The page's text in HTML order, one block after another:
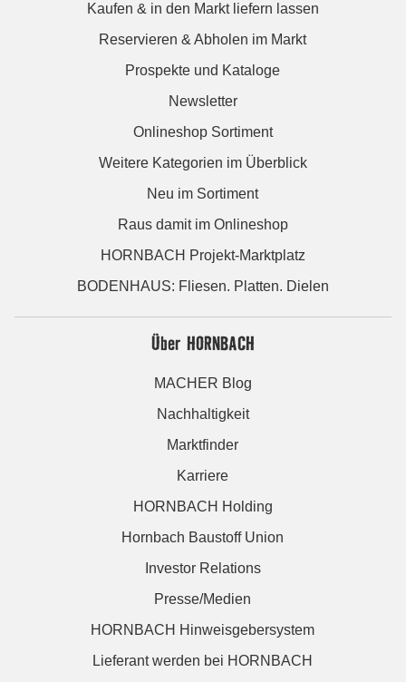
Kaufen & in den Markt liefern lassen
Reservieren & Abholen im Markt
Prospekte und Kataloge
Newsletter
Onlineshop Sortiment
Weitere Kategorien im Überblick
Neu im Sortiment
Raus damit im Onlineshop
HORNBACH Projekt-Marktplatz
BODENHAUS: Fliesen. Platten. Dielen
Über HORNBACH
MACHER Blog
Nachhaltigkeit
Marktfinder
Karriere
HORNBACH Holding
Hornbach Baustoff Union
Investor Relations
Presse/Medien
HORNBACH Hinweisgebersystem
Lieferant werden bei HORNBACH